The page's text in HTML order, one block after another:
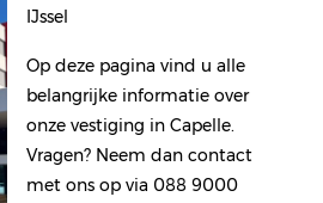
IJssel
Op deze pagina vind u alle
belangrijke informatie over
onze vestiging in Capelle.
Vragen? Neem dan contact
met ons op via 088 9000